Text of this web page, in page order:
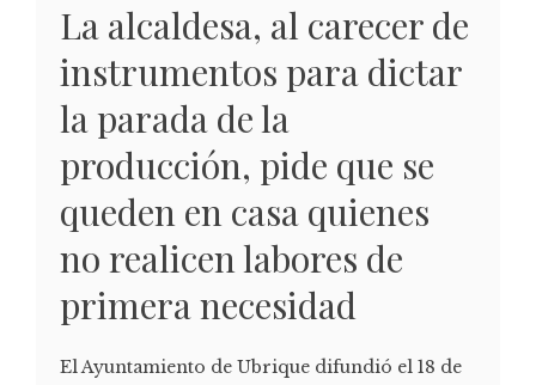
La alcaldesa, al carecer de
instrumentos para dictar
la parada de la
producción, pide que se
queden en casa quienes
no realicen labores de
primera necesidad
El Ayuntamiento de Ubrique difundió el 18 de